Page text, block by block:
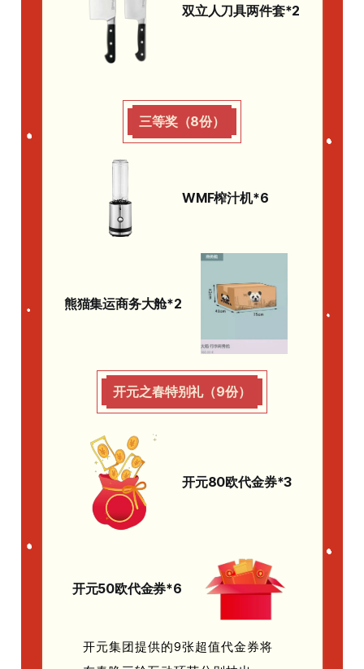
双立人刀具两件套*2
三等奖（8份）
WMF榨汁机*6
熊猫集运商务大舱*2
开元之春特别礼（9份）
开元80欧代金券*3
开元50欧代金券*6
开元集团提供的9张超值代金券将